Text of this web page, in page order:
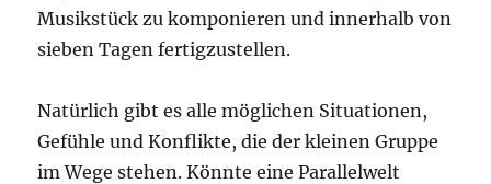
Musikstück zu komponieren und innerhalb von
sieben Tagen fertigzustellen.
Natürlich gibt es alle möglichen Situationen,
Gefühle und Konflikte, die der kleinen Gruppe
im Wege stehen. Könnte eine Parallelwelt